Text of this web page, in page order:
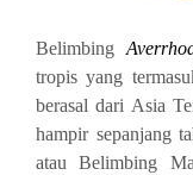
Belimbing
tropis yang
berasal dari Asia
hampir sepanjang
atau Belimbing